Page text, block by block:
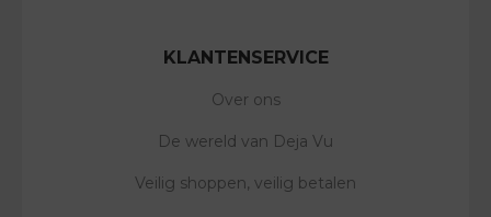
KLANTENSERVICE
Over ons
De wereld van Deja Vu
Veilig shoppen, veilig betalen